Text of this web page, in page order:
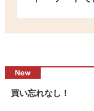
買い忘れなし！